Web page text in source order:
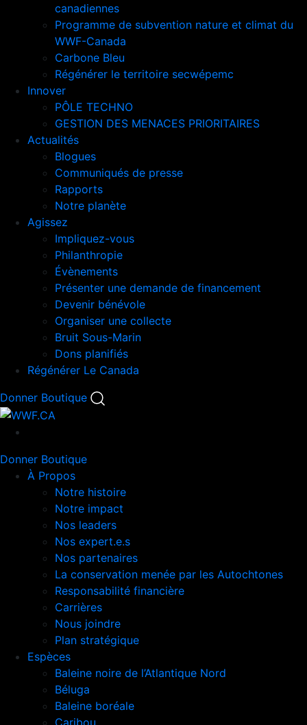
canadiennes
Programme de subvention nature et climat du
WWF-Canada
Carbone Bleu
Régénérer le territoire secwépemc
Innover
PÔLE TECHNO
GESTION DES MENACES PRIORITAIRES
Actualités
Blogues
Communiqués de presse
Rapports
Notre planète
Agissez
Impliquez-vous
Philanthropie
Évènements
Présenter une demande de financement
Devenir bénévole
Organiser une collecte
Bruit Sous-Marin
Dons planifiés
Régénérer Le Canada
Donner Boutique
Mobile
Nav
Donner Boutique
À Propos
Notre histoire
Notre impact
Nos leaders
Nos expert.e.s
Nos partenaires
La conservation menée par les Autochtones
Responsabilité financière
Carrières
Nous joindre
Plan stratégique
Espèces
Baleine noire de l’Atlantique Nord
Béluga
Baleine boréale
Caribou